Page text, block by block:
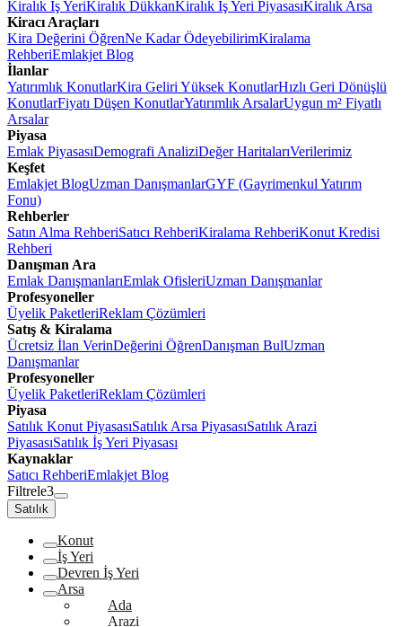
Kiralık İş YeriKiralık DükkanKiralık İş Yeri PiyasasıKiralık Arsa
Kiracı Araçları
Kira Değerini ÖğrenNe Kadar ÖdeyebilirimKiralama
RehberiEmlakjet Blog
İlanlar
Yatırımlık KonutlarKira Geliri Yüksek KonutlarHızlı Geri Dönüşlü
KonutlarFiyatı Düşen KonutlarYatırımlık ArsalarUygun m² Fiyatlı
Arsalar
Piyasa
Emlak PiyasasıDemografi AnaliziDeğer HaritalarıVerilerimiz
Keşfet
Emlakjet BlogUzman DanışmanlarGYF (Gayrimenkul Yatırım
Fonu)
Rehberler
Satın Alma RehberiSatıcı RehberiKiralama RehberiKonut Kredisi
Rehberi
Danışman Ara
Emlak DanışmanlarıEmlak OfisleriUzman Danışmanlar
Profesyoneller
Üyelik PaketleriReklam Çözümleri
Satış & Kiralama
Ücretsiz İlan VerinDeğerini ÖğrenDanışman BulUzman
Danışmanlar
Profesyoneller
Üyelik PaketleriReklam Çözümleri
Piyasa
Satılık Konut PiyasasıSatılık Arsa PiyasasıSatılık Arazi
PiyasasıSatılık İş Yeri Piyasası
Kaynaklar
Satıcı RehberiEmlakjet Blog
Filtrele3
Satılık
Konut
İş Yeri
Devren İş Yeri
Arsa
Ada
Arazi